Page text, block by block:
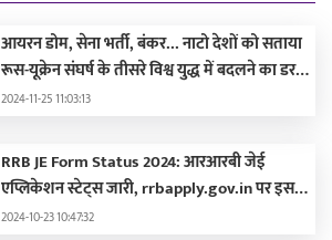
आयरन डोम, सेना भर्ती, बंकर... नाटो देशों को सताया
रूस-यूक्रेन संघर्ष के तीसरे विश्व युद्ध में बदलने का डर,
लड़ाई की तैयारी में जुटे
2024-11-25 11:03:13
RRB JE Form Status 2024: आरआरबी जेई
एप्लिकेशन स्टेट्स जारी, rrbapply.gov.in पर इस
दिन आएगा एडमिट कार्ड
2024-10-23 10:47:32